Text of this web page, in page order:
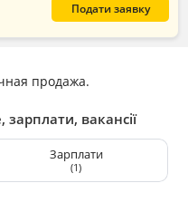
Подати заявку
продажа.
вакансії
Зарплати
(1)